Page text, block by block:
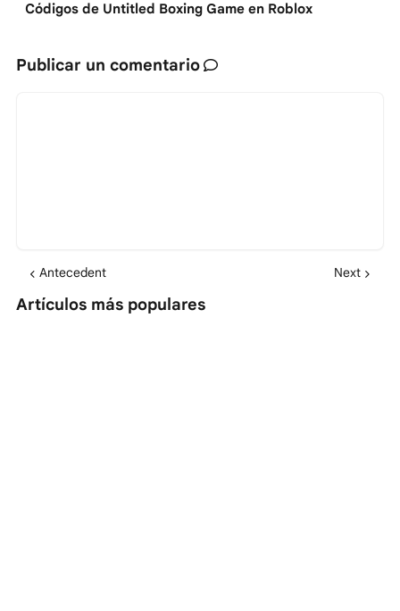
Códigos de Untitled Boxing Game en Roblox
Publicar un comentario
Antecedent Next
Artículos más populares